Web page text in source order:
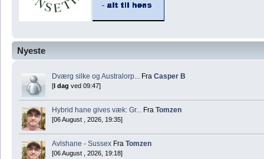
Nyeste
Dværg silke og Australorp... Fra Casper B
[I dag ved 09:47]
Hybrid hane gives væk: Gr... Fra Tomzen
[06 August , 2026, 19:35]
Avlshane - Sussex Fra Tomzen
[06 August , 2026, 19:18]